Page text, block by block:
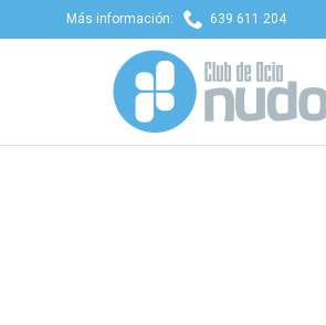
Más información:  639 611 204